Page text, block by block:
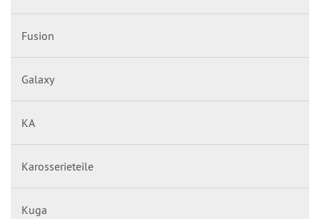
Fusion
Galaxy
KA
Karosserieteile
Kuga